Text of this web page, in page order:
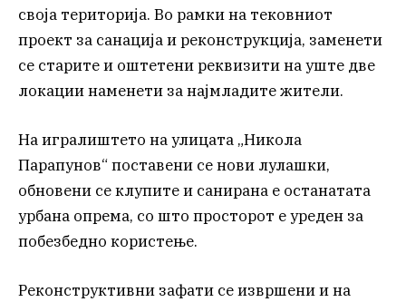
своја територија. Во рамки на тековниот
проект за санација и реконструкција, заменети
се старите и оштетени реквизити на уште две
локации наменети за најмладите жители.
На игралиштето на улицата „Никола
Парапунов“ поставени се нови лулашки,
обновени се клупите и санирана е останатата
урбана опрема, со што просторот е уреден за
побезбедно користење.
Реконструктивни зафати се извршени и на